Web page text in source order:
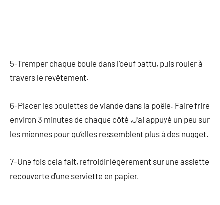
5-Tremper chaque boule dans l’oeuf battu, puis rouler à
travers le revêtement.
6-Placer les boulettes de viande dans la poêle. Faire frire
environ 3 minutes de chaque côté ,J’ai appuyé un peu sur
les miennes pour qu’elles ressemblent plus à des nugget.
7-Une fois cela fait, refroidir légèrement sur une assiette
recouverte d’une serviette en papier.